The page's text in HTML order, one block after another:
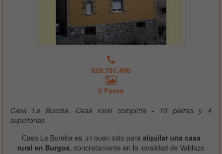
629.781.490
2 Fotos
Casa La Bureba, Casa rural completa - 10 plazas y 4
supletorias
Casa La Bureba es un buen sitio para alquilar una casa
rural en Burgos, concretamente en la localidad de Valdazo